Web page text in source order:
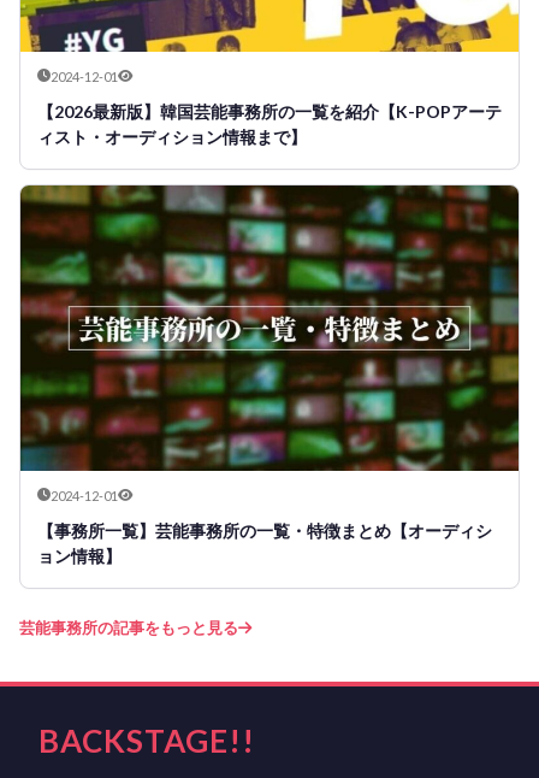
2024-12-01
【2026最新版】韓国芸能事務所の一覧を紹介【K-POPアーテ
ィスト・オーディション情報まで】
2024-12-01
【事務所一覧】芸能事務所の一覧・特徴まとめ【オーディシ
ョン情報】
芸能事務所の記事をもっと見る
BACKSTAGE!!